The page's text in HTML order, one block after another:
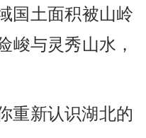
土面积被山岭
峻与灵秀山水，
重新认识湖北的